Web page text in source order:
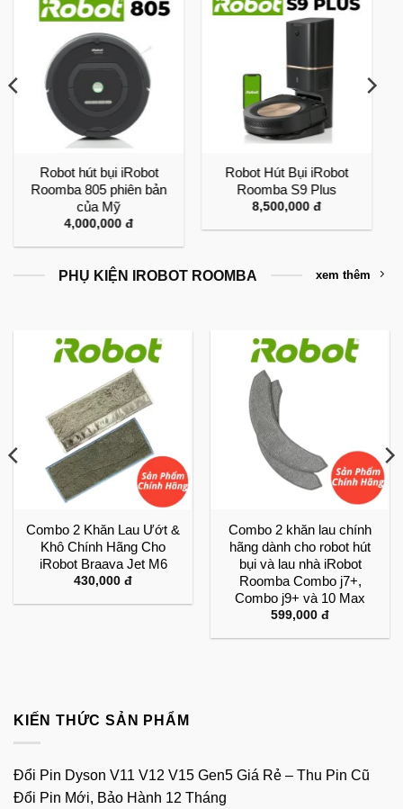
Robot hút bụi iRobot
Roomba 805 phiên bản
của Mỹ
4,000,000 đ
Robot Hút Bụi iRobot
Roomba S9 Plus
8,500,000 đ
PHỤ KIỆN IROBOT ROOMBA xem thêm
Combo 2 Khăn Lau Ướt &
Khô Chính Hãng Cho
iRobot Braava Jet M6
430,000 đ
Combo 2 khăn lau chính
hãng dành cho robot hút
bụi và lau nhà iRobot
Roomba Combo j7+,
Combo j9+ và 10 Max
599,000 đ
KIẾN THỨC SẢN PHẨM
Đổi Pin Dyson V11 V12 V15 Gen5 Giá Rẻ – Thu Pin Cũ
Đổi Pin Mới, Bảo Hành 12 Tháng